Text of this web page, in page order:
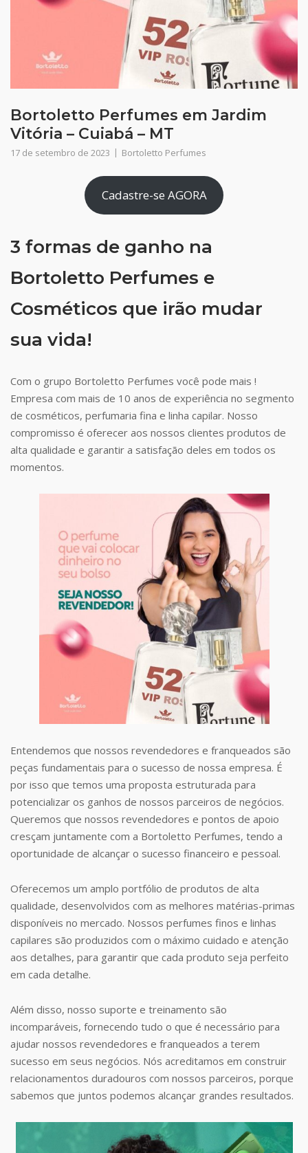
Bortoletto Perfumes em Jardim
Vitória – Cuiabá – MT
17 de setembro de 2023 Bortoletto Perfumes
Cadastre-se AGORA
3 formas de ganho na
Bortoletto Perfumes e
Cosméticos que irão mudar
sua vida!
Com o grupo Bortoletto Perfumes você pode mais !
Empresa com mais de 10 anos de experiência no segmento
de cosméticos, perfumaria fina e linha capilar. Nosso
compromisso é oferecer aos nossos clientes produtos de
alta qualidade e garantir a satisfação deles em todos os
momentos.
Entendemos que nossos revendedores e franqueados são
peças fundamentais para o sucesso de nossa empresa. É
por isso que temos uma proposta estruturada para
potencializar os ganhos de nossos parceiros de negócios.
Queremos que nossos revendedores e pontos de apoio
cresçam juntamente com a Bortoletto Perfumes, tendo a
oportunidade de alcançar o sucesso financeiro e pessoal.
Oferecemos um amplo portfólio de produtos de alta
qualidade, desenvolvidos com as melhores matérias-primas
disponíveis no mercado. Nossos perfumes finos e linhas
capilares são produzidos com o máximo cuidado e atenção
aos detalhes, para garantir que cada produto seja perfeito
em cada detalhe.
Além disso, nosso suporte e treinamento são
incomparáveis, fornecendo tudo o que é necessário para
ajudar nossos revendedores e franqueados a terem
sucesso em seus negócios. Nós acreditamos em construir
relacionamentos duradouros com nossos parceiros, porque
sabemos que juntos podemos alcançar grandes resultados.